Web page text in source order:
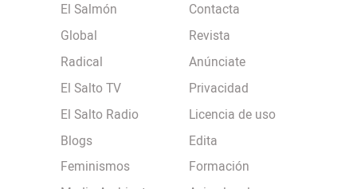
El Salmón
Global
Radical
El Salto TV
El Salto Radio
Blogs
Feminismos
Contacta
Revista
Anúnciate
Privacidad
Licencia de uso
Edita
Formación